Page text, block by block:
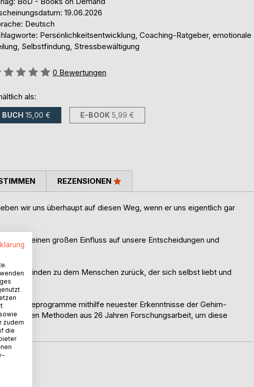
19.06.2026
Deutsch
Persönlichkeitsentwicklung, Coaching-Ratgeber, emotionale
Selbstfindung, Stressbewältigung
0 Bewertungen
als:
BUCH 15,00 € E-BOOK 5,99 €
wir uns überhaupt auf diesen Weg, wenn er uns eigentlich gar
so einen großen Einfluss auf unsere Entscheidungen und
und finden zu dem Menschen zurück, der sich selbst liebt und
mithilfe neuester Erkenntnisse der Gehirn-
Methoden aus 26 Jahren Forschungsarbeit, um diese
REZENSIONEN
zudem
die